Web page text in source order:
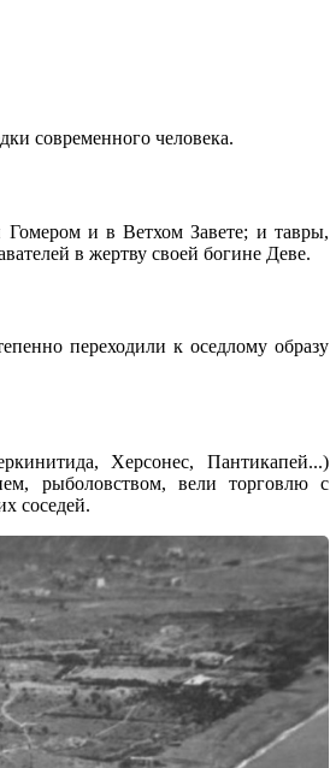
современного человека.
и в Ветхом Завете; и тавры,
в жертву своей богине Деве.
переходили к оседлому образу
Херсонес, Пантикапей...)
рыболовством, вели торговлю с
соседей.